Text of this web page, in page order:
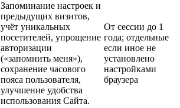
Запоминание настроек и
предыдущих визитов,
учёт уникальных
посетителей, упрощение
авторизации
(«запомнить меня»),
сохранение часового
пояса пользователя,
улучшение удобства
использования Сайта.
От сессии до 1
года; отдельные
если иное не
установлено
настройками
браузера